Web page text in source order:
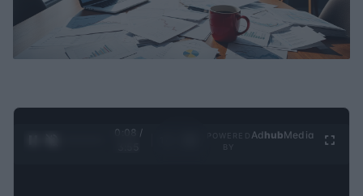
0:09 /
Ad hubMedia